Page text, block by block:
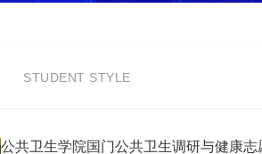
STUDENT STYLE
公共卫生学院国门公共卫生调研与健康